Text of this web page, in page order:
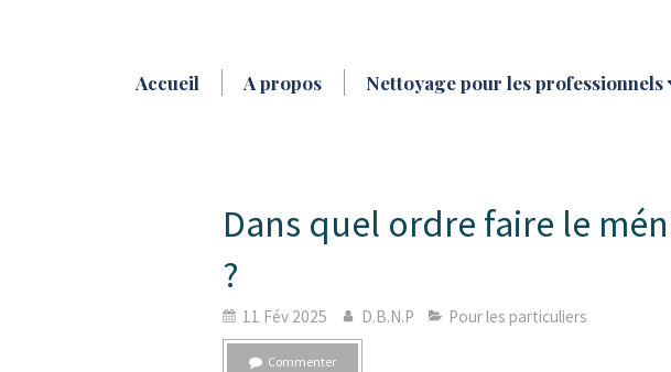
Accueil A propos Nettoyage pour les professionnels
Dans quel ordre faire le
?
11 Fév 2025 D.B.N.P Pour les particuliers
Commenter